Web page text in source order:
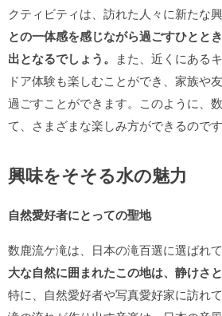
クティビティは、訪れた人々に新たな
との一体感を感じながら過ごすひとと
出となるでしょう。 また、近くにある
ドア体験も楽しむことができ、家族や
過ごすことができます。このように、
て、さまざまな楽しみ方ができるのです
興味をそそる水の魅力
自然愛好者にとっての聖地
数鹿流ケ滝は、日本の滝百選に選ばれ
大な自然に囲まれたこの地は、静けさ
特に、自然愛好者や写真愛好家に訪れ